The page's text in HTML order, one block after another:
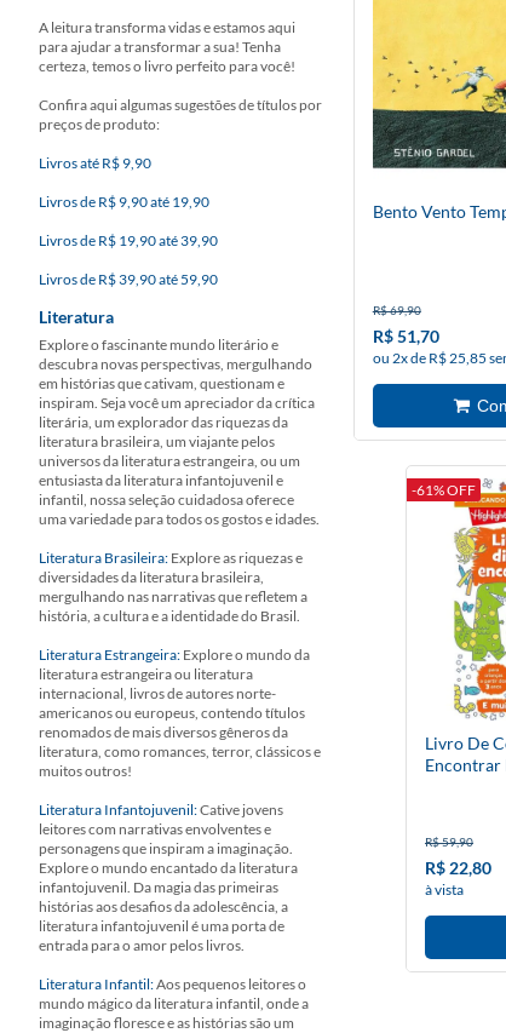
A leitura transforma vidas e estamos aqui
para ajudar a transformar a sua! Tenha
certeza, temos o livro perfeito para você!
Confira aqui algumas sugestões de títulos por
preços de produto:
Livros até R$ 9,90
Livros de R$ 9,90 até 19,90
Livros de R$ 19,90 até 39,90
Livros de R$ 39,90 até 59,90
Literatura
Explore o fascinante mundo literário e
descubra novas perspectivas, mergulhando
em histórias que cativam, questionam e
inspiram. Seja você um apreciador da crítica
literária, um explorador das riquezas da
literatura brasileira, um viajante pelos
universos da literatura estrangeira, ou um
entusiasta da literatura infantojuvenil e
infantil, nossa seleção cuidadosa oferece
uma variedade para todos os gostos e idades.
Literatura Brasileira: Explore as riquezas e
diversidades da literatura brasileira,
mergulhando nas narrativas que refletem a
história, a cultura e a identidade do Brasil.
Literatura Estrangeira: Explore o mundo da
literatura estrangeira ou literatura
internacional, livros de autores norte-
americanos ou europeus, contendo títulos
renomados de mais diversos gêneros da
literatura, como romances, terror, clássicos e
muitos outros!
Literatura Infantojuvenil:Cative jovens
leitores com narrativas envolventes e
personagens que inspiram a imaginação.
Explore o mundo encantado da literatura
infantojuvenil. Da magia das primeiras
histórias aos desafios da adolescência, a
literatura infantojuvenil é uma porta de
entrada para o amor pelos livros.
Literatura Infantil:Aos pequenos leitores o
mundo mágico da literatura infantil, onde a
imaginação floresce e as histórias são um
Bento Vento
R$ 69,90
R$ 51,70
ou 2x de R$ 25,85
-61% OFF
Livro De
R$ 59,90
R$ 22,80
à vista